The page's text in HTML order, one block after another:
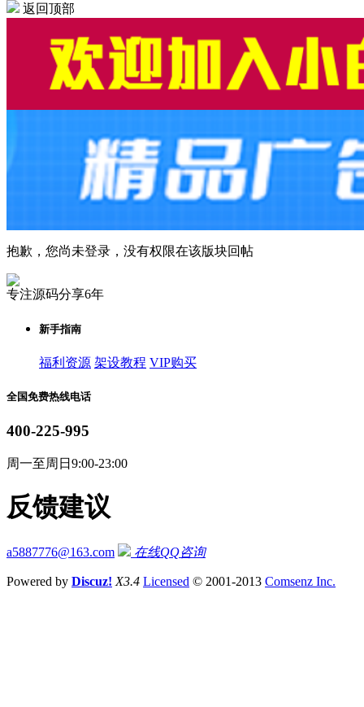
返回顶部
抱歉，您尚未登录，没有权限在该版块回帖
专注源码分享6年
新手指南
福利资源 架设教程 VIP购买
全国免费热线电话
400-225-995
周一至周日9:00-23:00
反馈建议
a5887776@163.com 在线QQ咨询
Powered by Discuz! X3.4 Licensed © 2001-2013 Comsenz Inc.